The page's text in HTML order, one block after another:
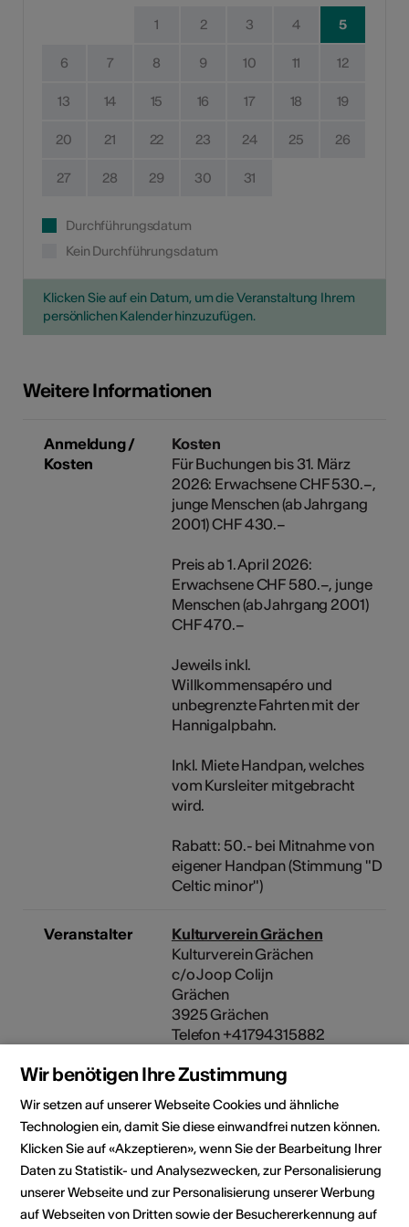
1 2 3 4 5
6 7 8 9 10 11 12
13 14 15 16 17 18 19
20 21 22 23 24 25 26
27 28 29 30 31
Durchführungsdatum
Kein Durchführungsdatum
Klicken Sie auf ein Datum, um die Veranstaltung Ihrem
persönlichen Kalender hinzuzufügen.
Weitere Informationen
Anmeldung /
Kosten
Kosten
Für Buchungen bis 31. März
2026: Erwachsene CHF 530.–,
junge Menschen (ab Jahrgang
2001) CHF 430.–
Preis ab 1. April 2026:
Erwachsene CHF 580.–, junge
Menschen (ab Jahrgang 2001)
CHF 470.–
Jeweils inkl.
Willkommensapéro und
unbegrenzte Fahrten mit der
Hannigalpbahn.
Inkl. Miete Handpan, welches
vom Kursleiter mitgebracht
wird.
Rabatt: 50.- bei Mitnahme von
eigener Handpan (Stimmung "D
Celtic minor")
Veranstalter
Kulturverein Grächen
Kulturverein Grächen
c/o Joop Colijn
Grächen
3925 Grächen
Telefon +41794315882
Webseite
Kulturbereiche
Art der Weiterbildung
Kurs
Zielpublikum
Interessierte
Wir benötigen Ihre Zustimmung
Wir setzen auf unserer Webseite Cookies und ähnliche
Technologien ein, damit Sie diese einwandfrei nutzen können.
Klicken Sie auf «Akzeptieren», wenn Sie der Bearbeitung Ihrer
Daten zu Statistik- und Analysezwecken, zur Personalisierung
unserer Webseite und zur Personalisierung unserer Werbung
auf Webseiten von Dritten sowie der Besuchererkennung auf